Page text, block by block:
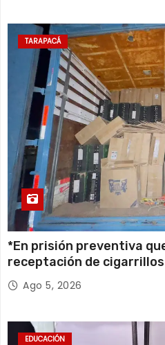
TARAPACÁ
*En prisión preventiva
receptación de
millones*
Ago 5, 2026
EDUCACIÓN